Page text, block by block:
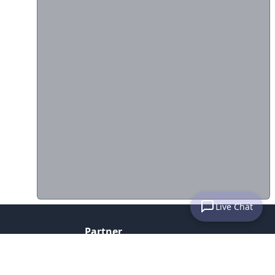
Live Chat
Partner